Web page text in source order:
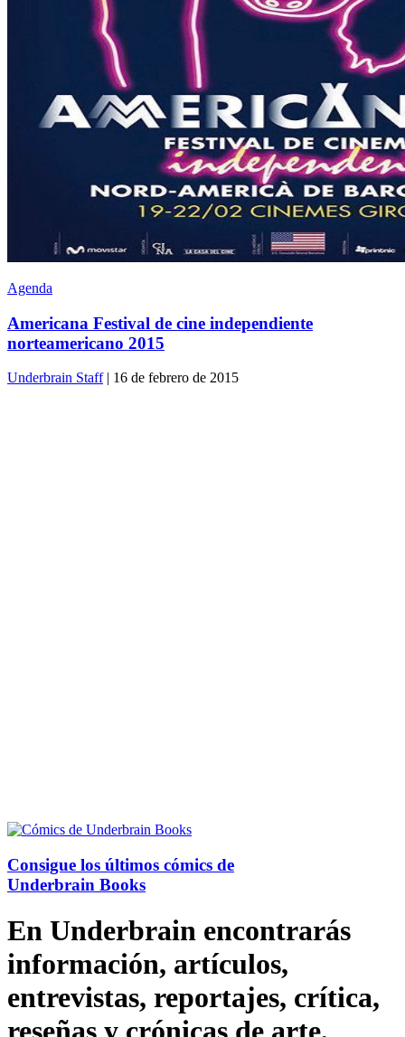
Agenda
Americana Festival de cine independiente
norteamericano 2015
Underbrain Staff| 16 de febrero de 2015
Consigue los últimos cómics de
Underbrain Books
En Underbrain encontrarás
información, artículos,
entrevistas, reportajes, crítica,